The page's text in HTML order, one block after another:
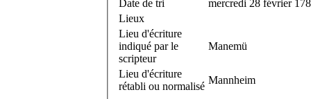
Date de tri
mercredi 28 février
Lieux
Lieu d'écriture
indiqué par le
scripteur
Manemü
Lieu d'écriture
rétabli ou normalisé
Mannheim